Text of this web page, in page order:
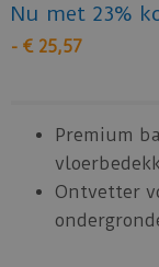
Nu met 23%
- € 25,57
Premium
Ontvetter